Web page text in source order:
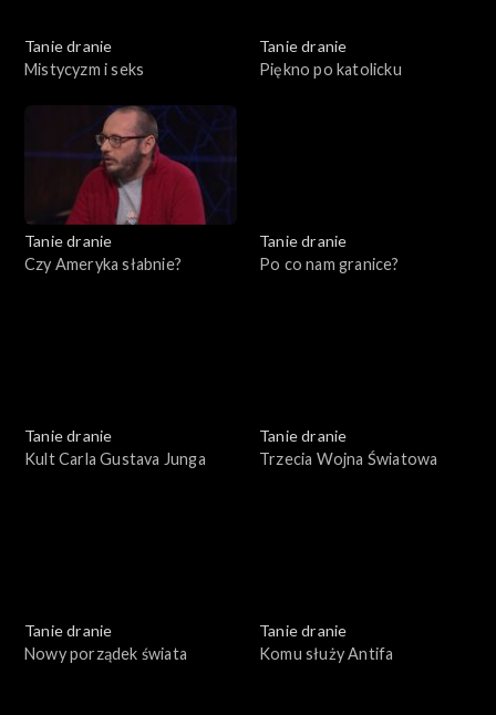
Tanie dranie
Mistycyzm i seks
Tanie dranie
Piękno po katolicku
Tanie dranie
Czy Ameryka słabnie?
Tanie dranie
Po co nam granice?
Tanie dranie
Kult Carla Gustava Junga
Tanie dranie
Trzecia Wojna Światowa
Tanie dranie
Nowy porządek świata
Tanie dranie
Komu służy Antifa